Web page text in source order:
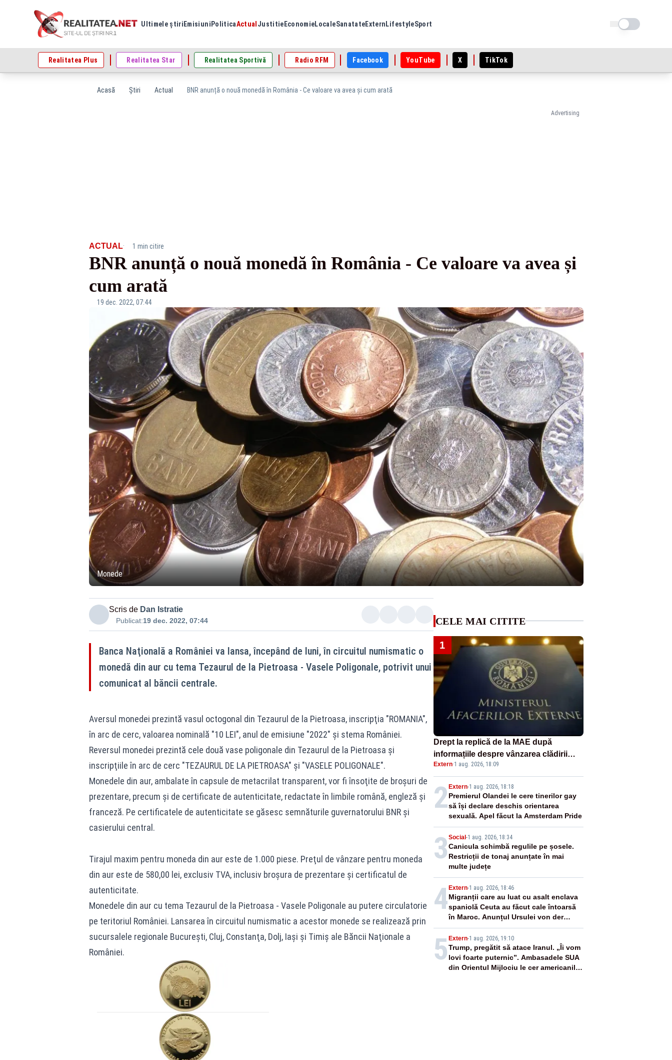
Ultimele știri Emisiuni PoliticaActual Justitie EconomieLocaleSanatateExtern LifestyleSport Schimba tema
Realitatea Plus Realitatea Star Realitatea Sportivă Radio RFM Facebook YouTube X TikTok
Acasă Știri Actual BNR anunță o nouă monedă în România - Ce valoare va avea și cum arată
Advertising
ACTUAL· 1 min citire
BNR anunță o nouă monedă în România - Ce valoare va avea și
cum arată
19 dec. 2022, 07:44
Monede
Scris de Dan Istratie
Publicat:19 dec. 2022, 07:44
Banca Naţională a României va lansa, începând de luni, în circuitul numismatic o
monedă din aur cu tema Tezaurul de la Pietroasa - Vasele Poligonale, potrivit unui
comunicat al băncii centrale.
Aversul monedei prezintă vasul octogonal din Tezaurul de la Pietroasa, inscripţia "ROMANIA",
în arc de cerc, valoarea nominală "10 LEI", anul de emisiune "2022" şi stema României.
Reversul monedei prezintă cele două vase poligonale din Tezaurul de la Pietroasa şi
inscripţiile în arc de cerc "TEZAURUL DE LA PIETROASA" şi "VASELE POLIGONALE".
Monedele din aur, ambalate în capsule de metacrilat transparent, vor fi însoţite de broşuri de
prezentare, precum şi de certificate de autenticitate, redactate în limbile română, engleză şi
franceză. Pe certificatele de autenticitate se găsesc semnăturile guvernatorului BNR şi
casierului central.
Tirajul maxim pentru moneda din aur este de 1.000 piese. Preţul de vânzare pentru moneda
din aur este de 580,00 lei, exclusiv TVA, inclusiv broşura de prezentare şi certificatul de
autenticitate.
Monedele din aur cu tema Tezaurul de la Pietroasa - Vasele Poligonale au putere circulatorie
pe teritoriul României. Lansarea în circuitul numismatic a acestor monede se realizează prin
sucursalele regionale Bucureşti, Cluj, Constanţa, Dolj, Iaşi şi Timiş ale Băncii Naţionale a
României.
CELE MAI CITITE
1
Drept la replică de la MAE după
informațiile despre vânzarea clădirii
statului român din Manhattan
Extern·1 aug. 2026, 18:09
2Extern-1 aug. 2026, 18:18
Premierul Olandei le cere tinerilor gay
să își declare deschis orientarea
sexuală. Apel făcut la Amsterdam Pride
3 Social-1 aug. 2026, 18:34
Canicula schimbă regulile pe șosele.
Restricții de tonaj anunțate în mai
multe județe
4Extern-1 aug. 2026, 18:46
Migranții care au luat cu asalt enclava
spaniolă Ceuta au făcut cale întoarsă
în Maroc. Anunțul Ursulei von der
Leyen
5 Extern-1 aug. 2026, 19:10
Trump, pregătit să atace Iranul. „Îi vom
lovi foarte puternic”. Ambasadele SUA
din Orientul Mijlociu le cer americanilor